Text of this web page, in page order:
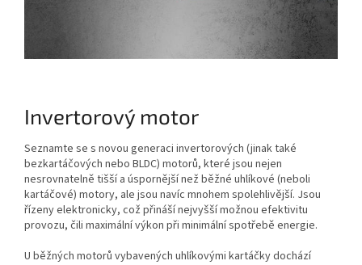
Invertorový motor
Seznamte se s novou generaci invertorových (jinak také
bezkartáčových nebo BLDC) motorů, které jsou nejen
nesrovnatelně tišší a úspornější než běžné uhlíkové (neboli
kartáčové) motory, ale jsou navíc mnohem spolehlivější. Jsou
řízeny elektronicky, což přináší nejvyšší možnou efektivitu
provozu, čili maximální výkon při minimální spotřebě energie.
U běžných motorů vybavených uhlíkovými kartáčky dochází